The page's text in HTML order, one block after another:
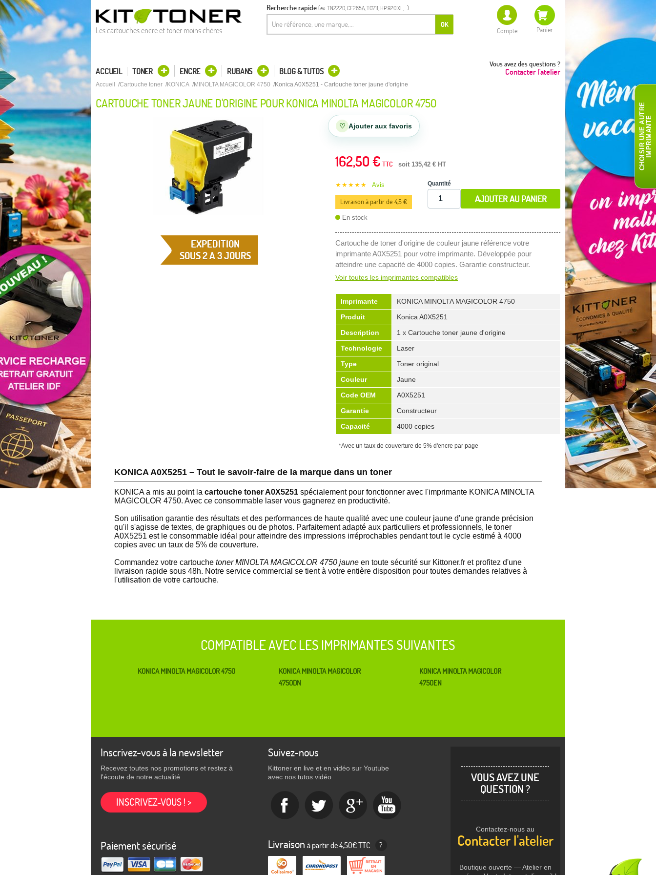
Les cartouches encre et toner moins chères
Recherche rapide (ex: TN2220, CE285A, T0711, HP 920 XL,...)
OK
Compte Panier
Vous avez des questions ?
Contacter l'atelier
ACCUEIL TONER ENCRE RUBANS BLOG & TUTOS
Accueil Cartouche toner KONICA MINOLTA MAGICOLOR 4750 Konica A0X5251 - Cartouche toner jaune d'origine
CARTOUCHE TONER JAUNE D'ORIGINE POUR KONICA MINOLTA MAGICOLOR 4750
♡ Ajouter aux favoris
EXPEDITION
SOUS 2 A 3 JOURS
162,50 € TTC soit 135,42 € HT
★★★★★ Avis
Livraison à partir de 4,5 €
En stock
Quantité
AJOUTER AU PANIER
Cartouche de toner d'origine de couleur jaune référence votre
imprimante A0X5251 pour votre imprimante. Développée pour
atteindre une capacité de 4000 copies. Garantie constructeur.
Voir toutes les imprimantes compatibles
Imprimante
KONICA MINOLTA MAGICOLOR 4750
Produit
Konica A0X5251
Description
1 x Cartouche toner jaune d'origine
Technologie
Laser
Type
Toner original
Couleur
Jaune
Code OEM
A0X5251
Garantie
Constructeur
Capacité
4000 copies
*Avec un taux de couverture de 5% d'encre par page
KONICA A0X5251 – Tout le savoir-faire de la marque dans un toner
KONICA a mis au point la cartouche toner A0X5251 spécialement pour fonctionner avec l'imprimante KONICA MINOLTA
MAGICOLOR 4750. Avec ce consommable laser vous gagnerez en productivité.
Son utilisation garantie des résultats et des performances de haute qualité avec une couleur jaune d'une grande précision
qu'il s'agisse de textes, de graphiques ou de photos. Parfaitement adapté aux particuliers et professionnels, le toner
A0X5251 est le consommable idéal pour atteindre des impressions irréprochables pendant tout le cycle estimé à 4000
copies avec un taux de 5% de couverture.
Commandez votre cartouche toner MINOLTA MAGICOLOR 4750 jaune en toute sécurité sur Kittoner.fr et profitez d'une
livraison rapide sous 48h. Notre service commercial se tient à votre entière disposition pour toutes demandes relatives à
l'utilisation de votre cartouche.
COMPATIBLE AVEC LES IMPRIMANTES SUIVANTES
KONICA MINOLTA MAGICOLOR 4750
KONICA MINOLTA MAGICOLOR
4750DN
KONICA MINOLTA MAGICOLOR
4750EN
Inscrivez-vous à la newsletter
Recevez toutes nos promotions et restez à
l'écoute de notre actualité
INSCRIVEZ-VOUS ! >
Paiement sécurisé
Suivez-nous
Kittoner en live et en vidéo sur Youtube
avec nos tutos vidéo
Livraison à partir de 4,50€ TTC ?
VOUS AVEZ UNE
QUESTION ?
Contactez-nous au
Contacter l'atelier
Boutique ouverte — Atelier en
C
H
O
I
S
I
R
U
N
E
AU
T
R
E
I
M
P
R
I
M
A
N
TE